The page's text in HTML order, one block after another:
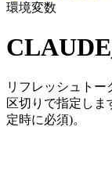
環境変数
リフレッシュトー
区切りで指定しま
定時に必須)。